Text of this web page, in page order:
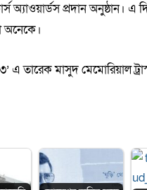
অ্যাওয়ার্ডস প্রদান অনুষ্ঠান। এ
অনেকে।
এ তারেক মাসুদ মেমোরিয়াল